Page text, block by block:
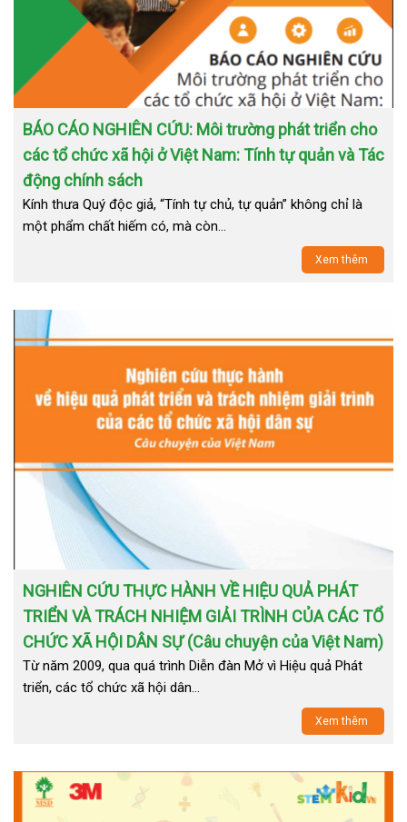
BÁO CÁO NGHIÊN CỨU: Môi trường phát triển cho
các tổ chức xã hội ở Việt Nam: Tính tự quản và Tác
động chính sách
Kính thưa Quý độc giả, “Tính tự chủ, tự quản” không chỉ là
một phẩm chất hiếm có, mà còn…
Xem thêm
NGHIÊN CỨU THỰC HÀNH VỀ HIỆU QUẢ PHÁT
TRIỂN VÀ TRÁCH NHIỆM GIẢI TRÌNH CỦA CÁC TỔ
CHỨC XÃ HỘI DÂN SỰ (Câu chuyện của Việt Nam)
Từ năm 2009, qua quá trình Diễn đàn Mở vì Hiệu quả Phát
triển, các tổ chức xã hội dân…
Xem thêm